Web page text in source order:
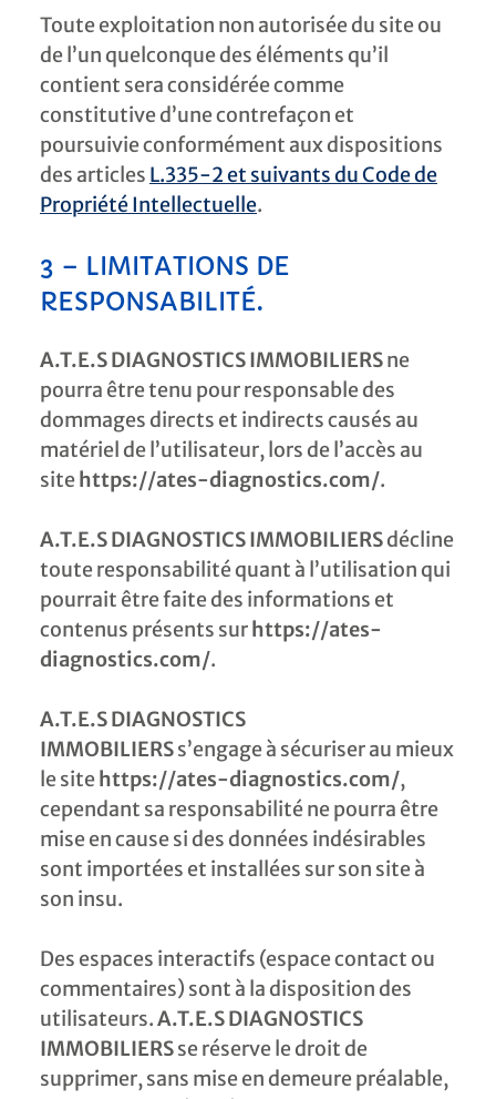
Toute exploitation non autorisée du site ou
de l’un quelconque des éléments qu’il
contient sera considérée comme
constitutive d’une contrefaçon et
poursuivie conformément aux dispositions
des articles L.335-2 et suivants du Code de
Propriété Intellectuelle.
3 – LIMITATIONS DE
RESPONSABILITÉ.
A.T.E.S DIAGNOSTICS IMMOBILIERSne
pourra être tenu pour responsable des
dommages directs et indirects causés au
matériel de l’utilisateur, lors de l’accès au
site https://ates-diagnostics.com/.
A.T.E.S DIAGNOSTICS IMMOBILIERSdécline
toute responsabilité quant à l’utilisation qui
pourrait être faite des informations et
contenus présents surhttps://ates-
diagnostics.com/.
A.T.E.S DIAGNOSTICS
IMMOBILIERSs’engage à sécuriser au mieux
le site https://ates-diagnostics.com/,
cependant sa responsabilité ne pourra être
mise en cause si des données indésirables
sont importées et installées sur son site à
son insu.
Des espaces interactifs (espace contact ou
commentaires) sont à la disposition des
utilisateurs.A.T.E.S DIAGNOSTICS
IMMOBILIERSse réserve le droit de
supprimer, sans mise en demeure préalable,